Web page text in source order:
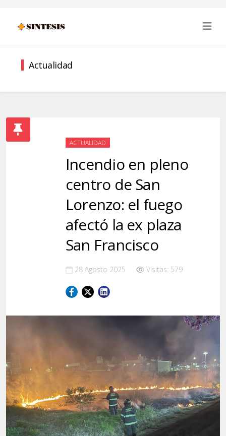
Actualidad
ACTUALIDAD
Incendio en pleno
centro de San
Lorenzo: el fuego
afectó la ex plaza
San Francisco
28 Agosto 2025 Visitas: 579